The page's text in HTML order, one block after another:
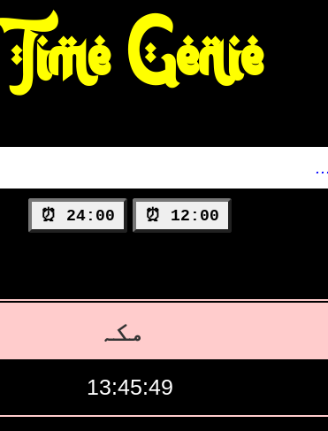
Time Genie
12:00 ⏰
24:00 ⏰
مکہ
13:45:50